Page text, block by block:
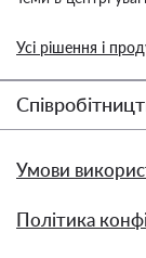
Усі рішення і
Умови
Політика